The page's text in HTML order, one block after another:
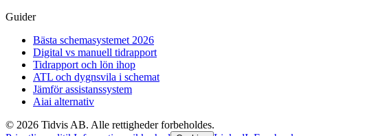
Guider
Bästa schemasystemet 2026
Digital vs manuell tidrapport
Tidrapport och lön ihop
ATL och dygnsvila i schemat
Jämför assistanssystem
Aiai alternativ
© 2026 Tidvis AB. Alle rettigheder forbeholdes.